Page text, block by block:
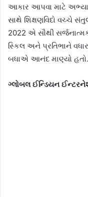
આકાર આપવા માટે
સાથે શિક્ષણવિદો વચ્ચે
2022 એ સૌથી
સ્કિલ અને પ્રતિભાને
બધાએ આનંદ માણ્યો હતો.
ગ્લોબલ ઈન્ડિયન